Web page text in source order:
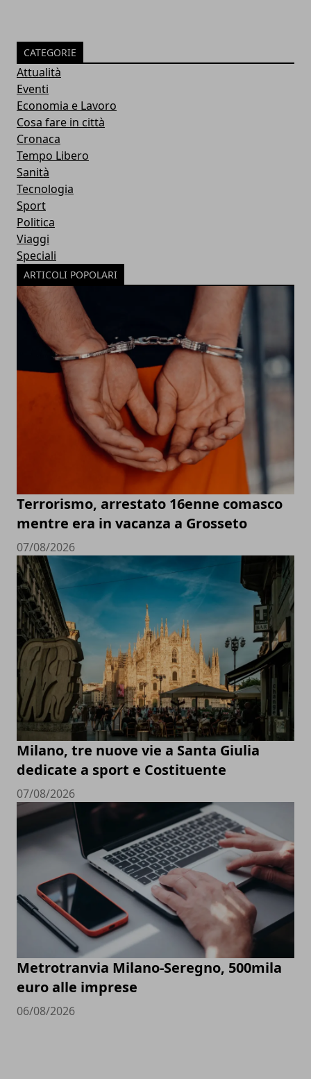
CATEGORIE
Attualità
Eventi
Economia e Lavoro
Cosa fare in città
Cronaca
Tempo Libero
Sanità
Tecnologia
Sport
Politica
Viaggi
Speciali
ARTICOLI POPOLARI
Terrorismo, arrestato 16enne comasco
mentre era in vacanza a Grosseto
07/08/2026
Milano, tre nuove vie a Santa Giulia
dedicate a sport e Costituente
07/08/2026
Metrotranvia Milano-Seregno, 500mila
euro alle imprese
06/08/2026